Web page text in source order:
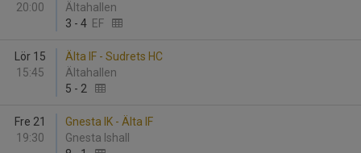
20:00
Ältahallen
3 - 4 EF
Lör 15
15:45
Älta IF - Sudrets HC
Ältahallen
5 - 2
Fre 21
19:30
Gnesta IK - Älta IF
Gnesta Ishall